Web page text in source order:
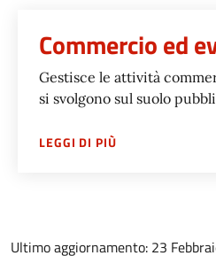
Commercio ed
Gestisce le attività
si svolgono sul suolo
LEGGI DI PIÙSU
Ultimo aggiornamento: 23